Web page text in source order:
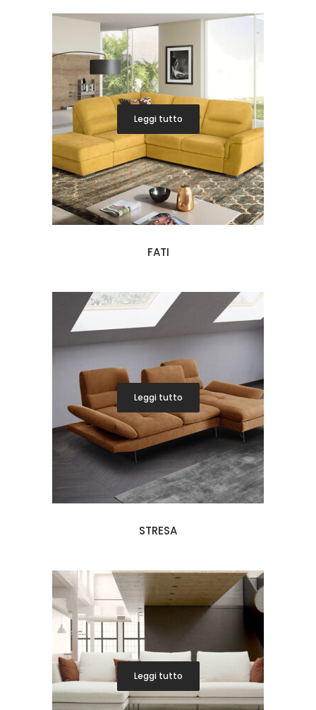
Leggi tutto
FATI
Leggi tutto
STRESA
Leggi tutto